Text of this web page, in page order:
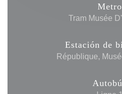
Metro
Tram Musée
Estación de
République,